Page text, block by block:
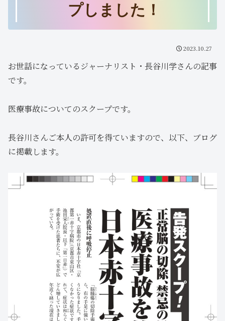
プしました！
2023.10.27
お世話になっているジャーナリスト・長谷川学さんの記事
です。
医療事故についてのスクープです。
長谷川さんご本人の許可を得ていますので、以下、ブログ
に掲載します。